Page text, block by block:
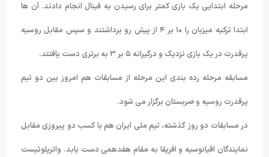
مرحله ابتدایی یک بازی کمتر برای رسیدن به فینال انجام دادند. آن ها
ابتدا ترکیه میزبان را ۱۰ بر ۴ از پیش رو برداشتند و سپس مقابل روسیه
پرقدرت در یک بازی نزدیک و درگیرانه ۵ بر ۳ به برتری دست یافتند.
مسابقه مرحله رده بندی این مرحله از مسابقات هم امروز بین دو تیم
پرقدرت روسیه و صربستان برگزار می شود.
در مسابقات دو روز گذشته، تیم ملی ایران هم با کسب دو پیروزی مقابل
نمایندگان اقیانوسیه و افریقا به مقام هفدهمی دست یابد. واترپلوئیست